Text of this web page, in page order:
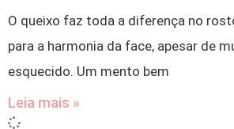
O queixo faz toda a diferença no
para a harmonia da face, apesar de
esquecido. Um mento bem
Leia mais »